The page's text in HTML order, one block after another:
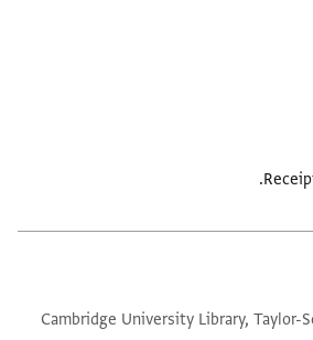
Cambridge University Library, Taylor-